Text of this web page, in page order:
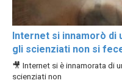
Internet si innamorò di
gli scienziati non si
🎥 Internet si è innamorata di
scienziati non